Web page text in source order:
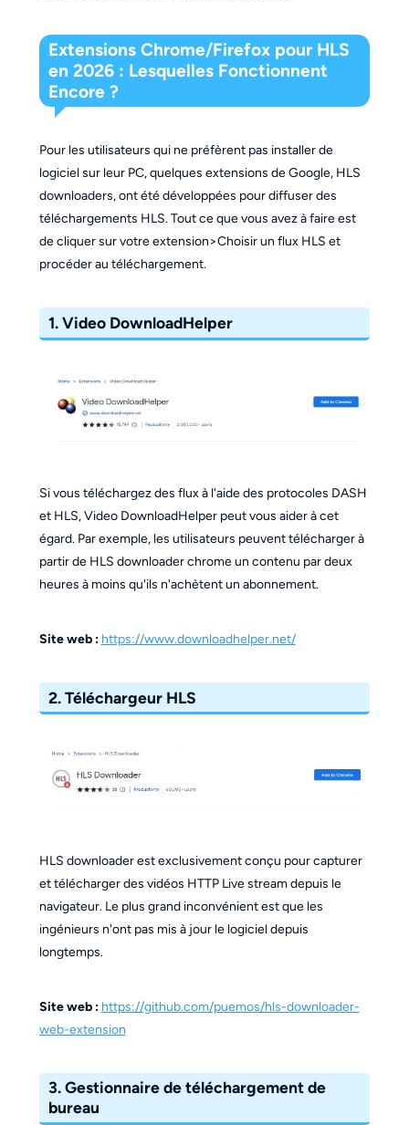
Extensions Chrome/Firefox pour HLS
en 2026 : Lesquelles Fonctionnent
Encore ?
Pour les utilisateurs qui ne préfèrent pas installer de
logiciel sur leur PC, quelques extensions de Google, HLS
downloaders, ont été développées pour diffuser des
téléchargements HLS. Tout ce que vous avez à faire est
de cliquer sur votre extension>Choisir un flux HLS et
procéder au téléchargement.
1. Video DownloadHelper
Si vous téléchargez des flux à l'aide des protocoles DASH
et HLS, Video DownloadHelper peut vous aider à cet
égard. Par exemple, les utilisateurs peuvent télécharger à
partir de HLS downloader chrome un contenu par deux
heures à moins qu'ils n'achètent un abonnement.
Site web : https://www.downloadhelper.net/
2. Téléchargeur HLS
HLS downloader est exclusivement conçu pour capturer
et télécharger des vidéos HTTP Live stream depuis le
navigateur. Le plus grand inconvénient est que les
ingénieurs n'ont pas mis à jour le logiciel depuis
longtemps.
Site web : https://github.com/puemos/hls-downloader-
web-extension
3. Gestionnaire de téléchargement de
bureau